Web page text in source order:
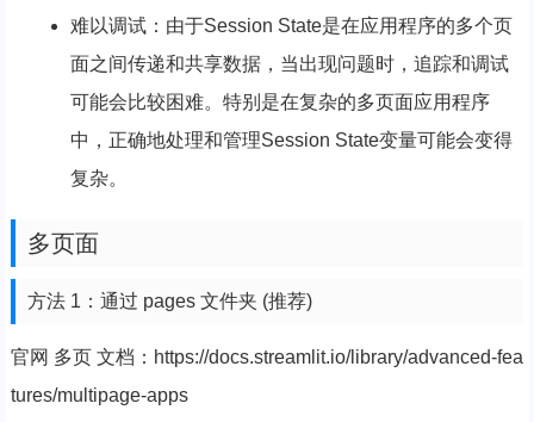
难以调试：由于Session State是在应用程序的多个页
面之间传递和共享数据，当出现问题时，追踪和调试
可能会比较困难。特别是在复杂的多页面应用程序
中，正确地处理和管理Session State变量可能会变得
复杂。
多页面
方法 1：通过 pages 文件夹 (推荐)
官网 多页 文档：https://docs.streamlit.io/library/advanced-fea
tures/multipage-apps